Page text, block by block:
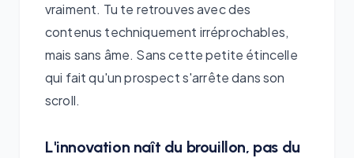
vraiment. Tu te retrouves avec des
contenus techniquement irréprochables,
mais sans âme. Sans cette petite étincelle
qui fait qu'un prospect s'arrête dans son
scroll.
L'innovation naît du brouillon, pas du